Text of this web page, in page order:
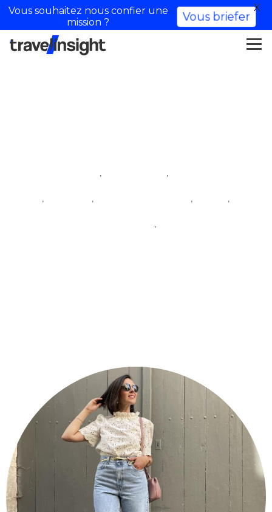
, ,
, , , ,
,
Vous souhaitez nous confier une
mission ?
Vous briefer
X